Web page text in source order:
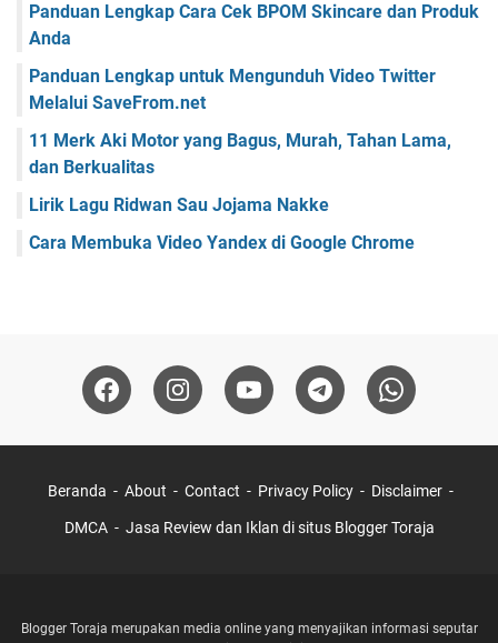
Panduan Lengkap Cara Cek BPOM Skincare dan Produk
Anda
Panduan Lengkap untuk Mengunduh Video Twitter
Melalui SaveFrom.net
11 Merk Aki Motor yang Bagus, Murah, Tahan Lama,
dan Berkualitas
Lirik Lagu Ridwan Sau Jojama Nakke
Cara Membuka Video Yandex di Google Chrome
Beranda About Contact Privacy Policy Disclaimer
DMCA Jasa Review dan Iklan di situs Blogger Toraja
Blogger Toraja merupakan media online yang menyajikan informasi seputar